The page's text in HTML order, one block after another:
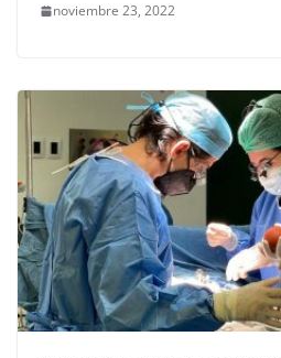
noviembre 23, 2022